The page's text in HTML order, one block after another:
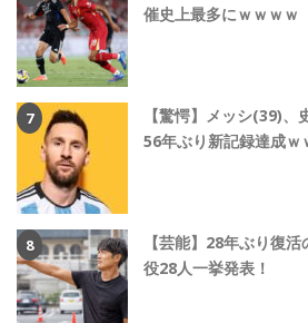
催史上最多にｗｗｗｗ
【驚愕】メッシ(39)
56年ぶり新記録達成ｗ
【芸能】28年ぶり復
役28人一挙発表！